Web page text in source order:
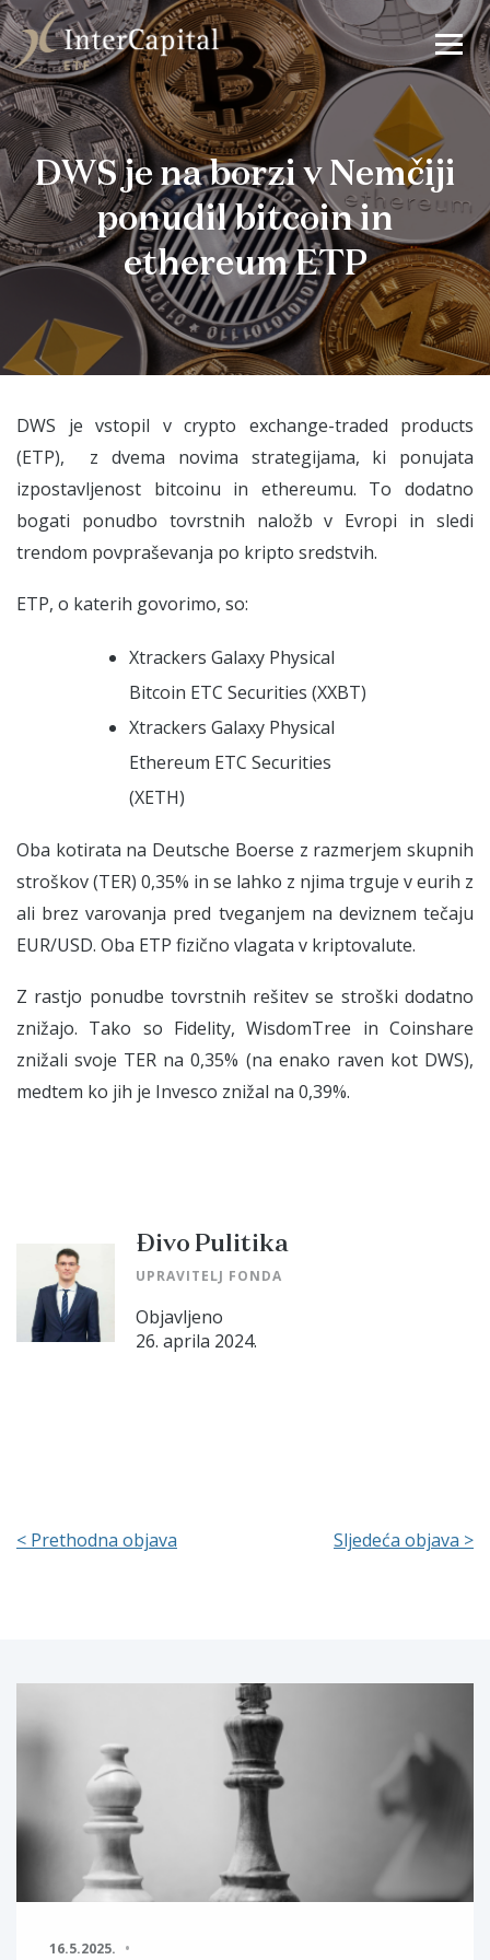
DWS je na borzi v Nemčiji
ponudil bitcoin in
ethereum ETP
DWS je vstopil v crypto exchange-traded products
(ETP), z dvema novima strategijama, ki ponujata
izpostavljenost bitcoinu in ethereumu. To dodatno
bogati ponudbo tovrstnih naložb v Evropi in sledi
trendom povpraševanja po kripto sredstvih.
ETP, o katerih govorimo, so:
Xtrackers Galaxy Physical
Bitcoin ETC Securities (XXBT)
Xtrackers Galaxy Physical
Ethereum ETC Securities
(XETH)
Oba kotirata na Deutsche Boerse z razmerjem skupnih
stroškov (TER) 0,35% in se lahko z njima trguje v eurih z
ali brez varovanja pred tveganjem na deviznem tečaju
EUR/USD. Oba ETP fizično vlagata v kriptovalute.
Z rastjo ponudbe tovrstnih rešitev se stroški dodatno
znižajo. Tako so Fidelity, WisdomTree in Coinshare
znižali svoje TER na 0,35% (na enako raven kot DWS),
medtem ko jih je Invesco znižal na 0,39%.
Đivo Pulitika
UPRAVITELJ FONDA
Objavljeno
26. aprila 2024.
< Prethodna objava Sljedeća objava >
16.5.2025.